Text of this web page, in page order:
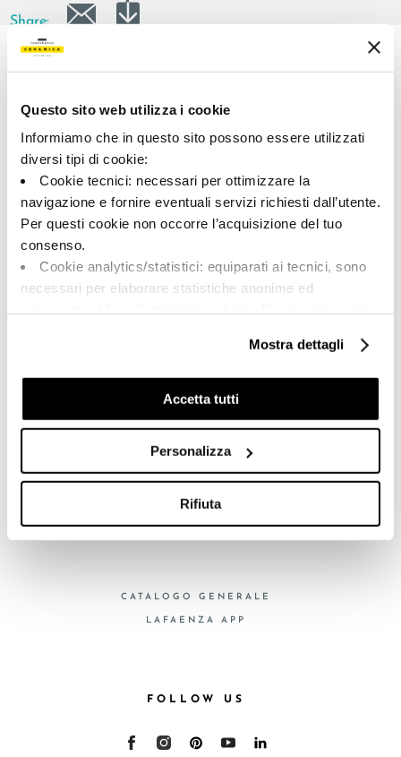
Questo sito web utilizza i cookie
Informiamo che in questo sito possono essere utilizzati
diversi tipi di cookie:
Cookie tecnici: necessari per ottimizzare la
navigazione e fornire eventuali servizi richiesti dall’utente.
Per questi cookie non occorre l’acquisizione del tuo
consenso.
Cookie analytics/statistici: equiparati ai tecnici, sono
necessari per elaborare statistiche anonime ed
Cookie di profilazione/marketing: sono utilizzati, solo
previo tuo consenso, per esaminare le tue abitudini di
navigazione e mostrarti quindi avvisi pubblicitari mirati, in
linea con le tue preferenze.
cookie di profilazione, selezionando uno dei bottoni sotto
riportati. Puoi avere maggiori dettagli visionando
l’Informativa estesa cookie. La chiusura del presente
banner comporterà il permanere dei soli cookie tecnici ed
accedendo al link presente nel footer.
Mostra dettagli
Accetta tutti
Personalizza
Rifiuta
Share:
A brand of Cooperativa Ceramica d’Imola
Via Vittorio Veneto, 13 - 40026 Imola (BO)
CATALOGO GENERALE
LAFAENZA APP
FOLLOW US